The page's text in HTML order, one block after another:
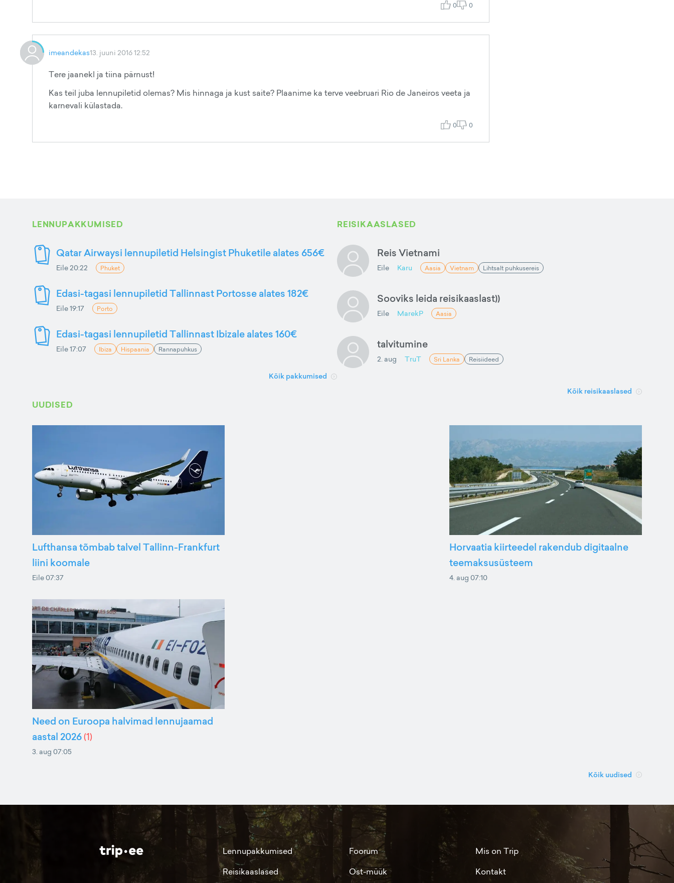
0 0
imeandekas13. juuni 2016 12:52
Tere jaanekl ja tiina pärnust!
Kas teil juba lennupiletid olemas? Mis hinnaga ja kust saite? Plaanime ka terve veebruari Rio de Janeiros veeta ja
karnevali külastada.
0 0
LENNUPAKKUMISED
Qatar Airwaysi lennupiletid Helsingist Phuketile alates 656€
Eile 20:22 Phuket
Edasi-tagasi lennupiletid Tallinnast Portosse alates 182€
Eile 19:17 Porto
Edasi-tagasi lennupiletid Tallinnast Ibizale alates 160€
Eile 17:07 Ibiza Hispaania Rannapuhkus
Kõik pakkumised
REISIKAASLASED
Reis Vietnami
Eile Karu Aasia Vietnam Lihtsalt puhkusereis
Sooviks leida reisikaaslast))
Eile MarekP Aasia
talvitumine
2. aug TruT Sri Lanka Reisiideed
Kõik reisikaaslased
UUDISED
Lufthansa tõmbab talvel Tallinn-Frankfurt
liini koomale
Eile 07:37
Horvaatia kiirteedel rakendub digitaalne
teemaksusüsteem
4. aug 07:10
Need on Euroopa halvimad lennujaamad
aastal 2026(1)
3. aug 07:05
Kõik uudised
Lennupakkumised
Reisikaaslased
Foorum
Ost-müük
Mis on Trip
Kontakt